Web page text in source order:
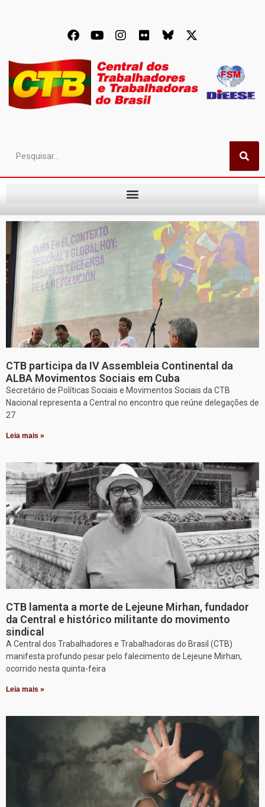
CTB participa da IV Assembleia Continental da
ALBA Movimentos Sociais em Cuba
Secretário de Políticas Sociais e Movimentos Sociais da CTB
Nacional representa a Central no encontro que reúne delegações de
27
Leia mais »
CTB lamenta a morte de Lejeune Mirhan, fundador
da Central e histórico militante do movimento
sindical
A Central dos Trabalhadores e Trabalhadoras do Brasil (CTB)
manifesta profundo pesar pelo falecimento de Lejeune Mirhan,
ocorrido nesta quinta-feira
Leia mais »